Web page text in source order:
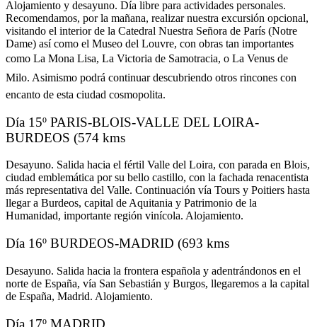
Alojamiento y desayuno. Día libre para actividades personales.
Recomendamos, por la mañana, realizar nuestra excursión opcional,
visitando el interior de la Catedral Nuestra Señora de París (Notre
Dame) así como el Museo del Louvre, con obras tan importantes
como La Mona Lisa, La Victoria de Samotracia, o La Venus de
Milo. Asimismo podrá continuar descubriendo otros rincones con
encanto de esta ciudad cosmopolita.
Día 15º PARIS-BLOIS-VALLE DEL LOIRA-
BURDEOS (574 kms
Desayuno. Salida hacia el fértil Valle del Loira, con parada en Blois,
ciudad emblemática por su bello castillo, con la fachada renacentista
más representativa del Valle. Continuación vía Tours y Poitiers hasta
llegar a Burdeos, capital de Aquitania y Patrimonio de la
Humanidad, importante región vinícola. Alojamiento.
Día 16º BURDEOS-MADRID (693 kms
Desayuno. Salida hacia la frontera española y adentrándonos en el
norte de España, vía San Sebastián y Burgos, llegaremos a la capital
de España, Madrid. Alojamiento.
Día 17º MADRID